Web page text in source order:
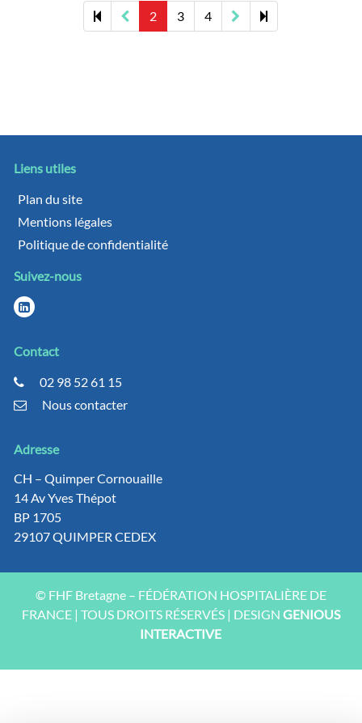
Previous
page
2 3 4
Next
page
24
Liens utiles
Plan du site
Mentions légales
Politique de confidentialité
Suivez-nous
Contact
02 98 52 61 15
Nous contacter
Adresse
CH – Quimper Cornouaille
14 Av Yves Thépot
BP 1705
29107 QUIMPER CEDEX
© FHF Bretagne – FÉDÉRATION HOSPITALIÈRE DE
FRANCE | TOUS DROITS RÉSERVÉS | DESIGN GENIOUS
INTERACTIVE